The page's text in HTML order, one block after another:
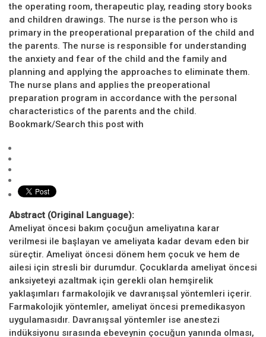
the operating room, therapeutic play, reading story books
and children drawings. The nurse is the person who is
primary in the preoperational preparation of the child and
the parents. The nurse is responsible for understanding
the anxiety and fear of the child and the family and
planning and applying the approaches to eliminate them.
The nurse plans and applies the preoperational
preparation program in accordance with the personal
characteristics of the parents and the child.
Bookmark/Search this post with
Abstract (Original Language):
Ameliyat öncesi bakım çocuğun ameliyatına karar
verilmesi ile başlayan ve ameliyata kadar devam eden bir
süreçtir. Ameliyat öncesi dönem hem çocuk ve hem de
ailesi için stresli bir durumdur. Çocuklarda ameliyat öncesi
anksiyeteyi azaltmak için gerekli olan hemşirelik
yaklaşımları farmakolojik ve davranışsal yöntemleri içerir.
Farmakolojik yöntemler, ameliyat öncesi premedikasyon
uygulamasıdır. Davranışsal yöntemler ise anestezi
indüksiyonu sırasında ebeveynin çocuğun yanında olması,